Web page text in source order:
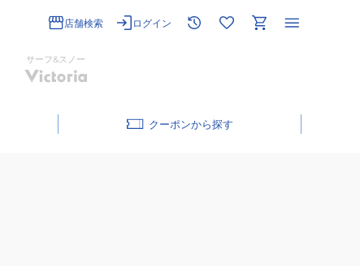
店舗検索 ログイン
サーフ&スノー
クーポン